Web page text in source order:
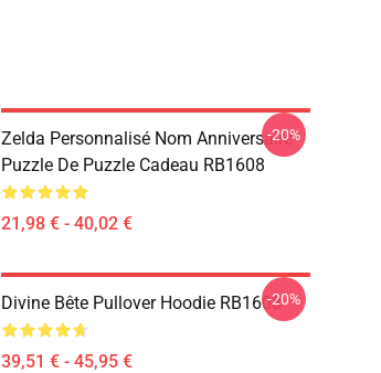
Zelda Personnalisé Nom Anniversaire
Puzzle De Puzzle Cadeau RB1608
21,98 € - 40,02 €
-20%
Divine Bête Pullover Hoodie RB1608
39,51 € - 45,95 €
-20%